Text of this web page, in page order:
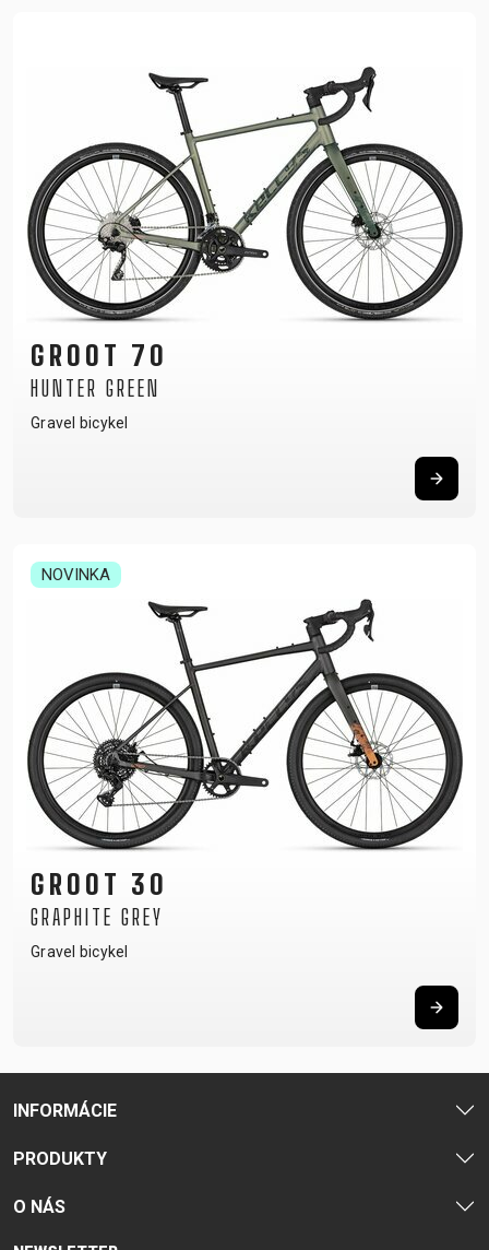
GROOT 70
HUNTER GREEN
Gravel bicykel
NOVINKA
GROOT 30
GRAPHITE GREY
Gravel bicykel
INFORMÁCIE
PRODUKTY
O NÁS